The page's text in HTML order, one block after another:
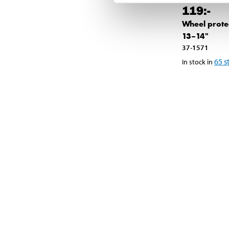
119:-
Wheel
13–14"
37-1571
In stock in 65